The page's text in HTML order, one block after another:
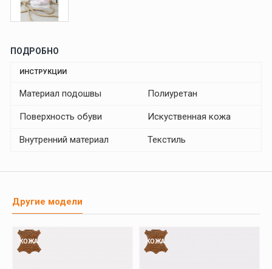
ПОДРОБНО
ИНСТРУКЦИИ
Материал подошвы Полиуретан
Поверхность обуви Искуственная кожа
Внутренний материал Текстиль
Другие модели
КОЖА КОЖА